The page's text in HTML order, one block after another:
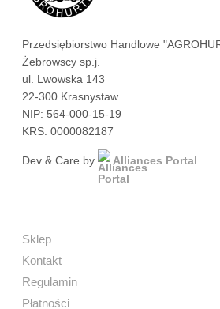
Przedsiębiorstwo Handlowe
Żebrowscy sp.j.
ul. Lwowska 143
22-300 Krasnystaw
NIP: 564-000-15-19
KRS: 0000082187
Dev & Care by Alliances Portal
Sklep
Kontakt
Regulamin
Płatności